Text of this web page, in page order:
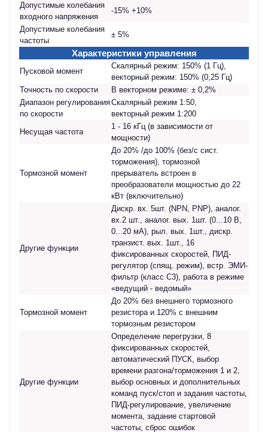
Допустимые колебания
входного напряжения
-15% +10%
Допустимые колебания
частоты
± 5%
Характеристики управления
Пусковой момент
Скалярный режим: 150% (1 Гц),
векторный режим: 150% (0,25 Гц)
Точность по скорости
В векторном режиме: ± 0,2%
Диапазон регулирования
по скорости
Скалярный режим 1:50,
векторный режим 1:200
Несущая частота
1 - 16 кГц (в зависимости от
мощности)
Тормозной момент
До 20% /до 100% (без/с сист.
торможения), тормозной
прерыватель встроен в
преобразователи мощностью до 22
кВт (включительно)
Другие функции
Дискр. вх. 5шт. (NPN, PNP), аналог.
вх.2 шт., аналог. вых. 1шт. (0...10 В,
0...20 мА), рыл. вых. 1шт., дискр.
транзист. вых. 1шт., 16
фиксированных скоростей, ПИД-
регулятор (спящ. режим), встр. ЭМИ-
фильтр (класс С3), работа в режиме
«ведущий - ведомый»
Тормозной момент
До 20% без внешнего тормозного
резистора и 120% с внешним
тормозным резистором
Другие функции
Определение перегрузки, 8
фиксированных скоростей,
автоматический ПУСК, выбор
времени разгона/торможения 1 и 2,
выбор основных и дополнительных
команд пуск/стоп и задания частоты,
ПИД-регулирование, увеличение
момента, задание стартовой
частоты, сброс ошибок